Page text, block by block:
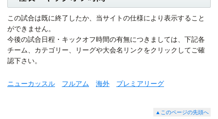
この試合は既に終了したか、当サイトの仕様により表示すること
ができません。
今後の試合日程・キックオフ時間の有無につきましては、下記各
チーム、カテゴリー、リーグや大会名リンクをクリックしてご確
認下さい。
ニューカッスル フルアム 海外 プレミアリーグ
▲このページの先頭へ